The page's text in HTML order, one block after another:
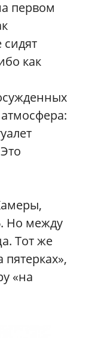
первом
как
Но между
Тот же
«на